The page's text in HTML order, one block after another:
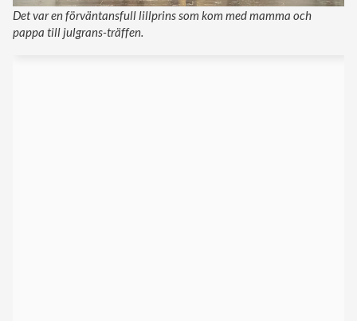
Det var en förväntansfull lillprins som kom med mamma och
pappa till julgrans-träffen.